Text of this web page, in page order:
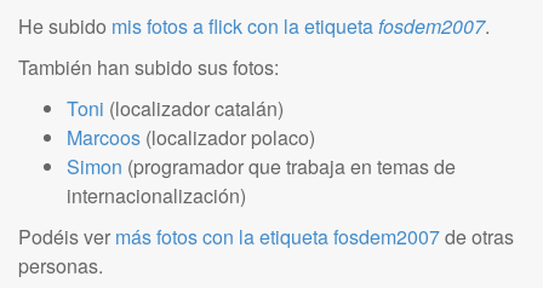
He subido mis fotos a flick con la etiquetafosdem2007.
También han subido sus fotos:
Toni (localizador catalán)
Marcoos (localizador polaco)
Simon (programador que trabaja en temas de
internacionalización)
Podéis ver más fotos con la etiqueta fosdem2007de otras
personas.